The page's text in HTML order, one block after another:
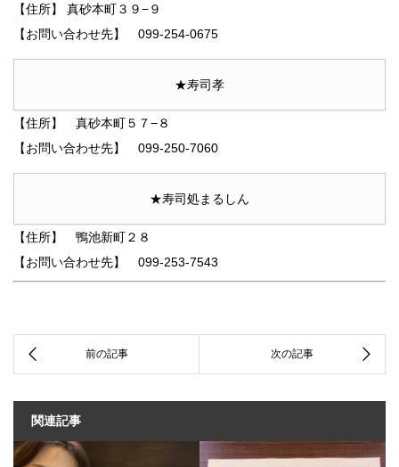
【住所】 真砂本町３９−９
【お問い合わせ先】 099-254-0675
★寿司孝
【住所】 真砂本町５７−８
【お問い合わせ先】 099-250-7060
★寿司処まるしん
【住所】 鴨池新町２８
【お問い合わせ先】 099-253-7543
関連記事